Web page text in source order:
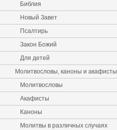
Библия
Новый Завет
Псалтирь
Закон Божий
Для детей
Молитвословы, каноны и акафисты
Молитвословы
Акафисты
Каноны
Молитвы в различных случаях